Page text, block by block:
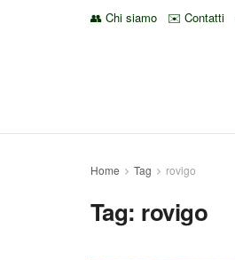
👥 Chi siamo ✉️ Contatti
Home Tag rovigo
Tag: rovigo